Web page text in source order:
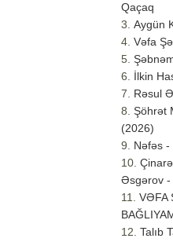
Qaçaq
Aygün
Vəfa
İlkin
Rəsul
Şöhrət
(2026)
Nəfəs -
Əsgərov -
VƏFA
Talıb